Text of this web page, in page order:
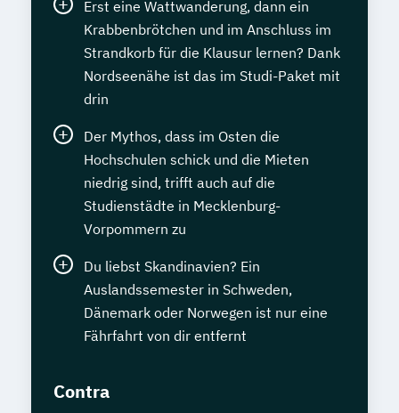
Erst eine Wattwanderung, dann ein
Krabbenbrötchen und im Anschluss im
Strandkorb für die Klausur lernen? Dank
Nordseenähe ist das im Studi-Paket mit
drin
Der Mythos, dass im Osten die
Hochschulen schick und die Mieten
niedrig sind, trifft auch auf die
Studienstädte in Mecklenburg-
Vorpommern zu
Du liebst Skandinavien? Ein
Auslandssemester in Schweden,
Dänemark oder Norwegen ist nur eine
Fährfahrt von dir entfernt
Contra